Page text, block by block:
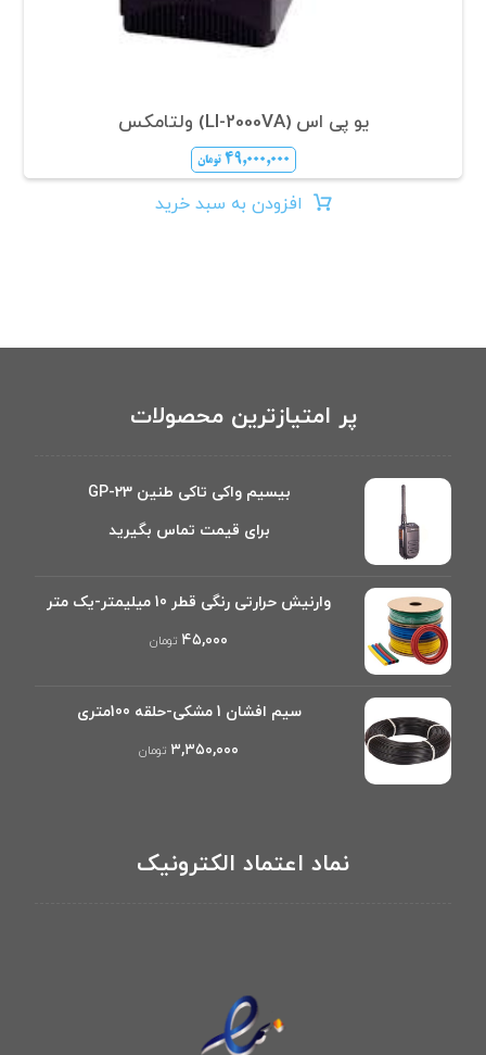
یو پی اس (LI-2000VA) ولتامکس
۴۹,۰۰۰,۰۰۰ تومان
افزودن به سبد خرید
پر امتیازترین محصولات
بیسیم واکی تاکی طنین GP-23
برای قیمت تماس بگیرید
وارنیش حرارتی رنگی قطر 10 میلیمتر-یک متر
۴۵,۰۰۰ تومان
سیم افشان 1 مشکی-حلقه 100متری
۳,۳۵۰,۰۰۰ تومان
نماد اعتماد الکترونیک